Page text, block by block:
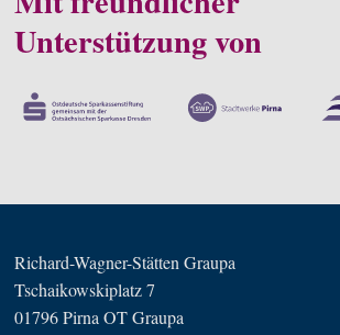
Unterstützung von
Richard-Wagner-Stätten Graupa
Tschaikowskiplatz 7
01796 Pirna OT Graupa